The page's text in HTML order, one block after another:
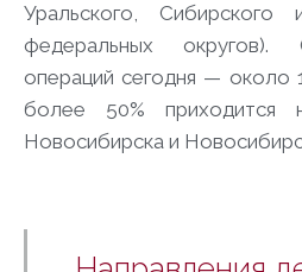
Уральского, Сибирского
федеральных округов).
операций сегодня — около
более 50% приходится
Новосибирска и